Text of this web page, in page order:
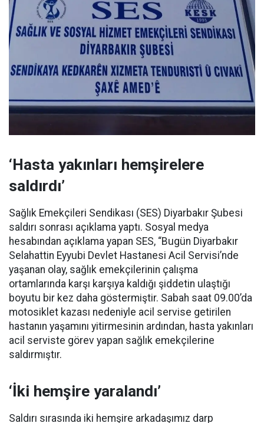
‘Hasta yakınları hemşirelere
saldırdı’
Sağlık Emekçileri Sendikası (SES) Diyarbakır Şubesi
saldırı sonrası açıklama yaptı. Sosyal medya
hesabından açıklama yapan SES, “Bugün Diyarbakır
Selahattin Eyyubi Devlet Hastanesi Acil Servisi’nde
yaşanan olay, sağlık emekçilerinin çalışma
ortamlarında karşı karşıya kaldığı şiddetin ulaştığı
boyutu bir kez daha göstermiştir. Sabah saat 09.00’da
motosiklet kazası nedeniyle acil servise getirilen
hastanın yaşamını yitirmesinin ardından, hasta yakınları
acil serviste görev yapan sağlık emekçilerine
saldırmıştır.
‘İki hemşire yaralandı’
Saldırı sırasında iki hemşire arkadaşımız darp